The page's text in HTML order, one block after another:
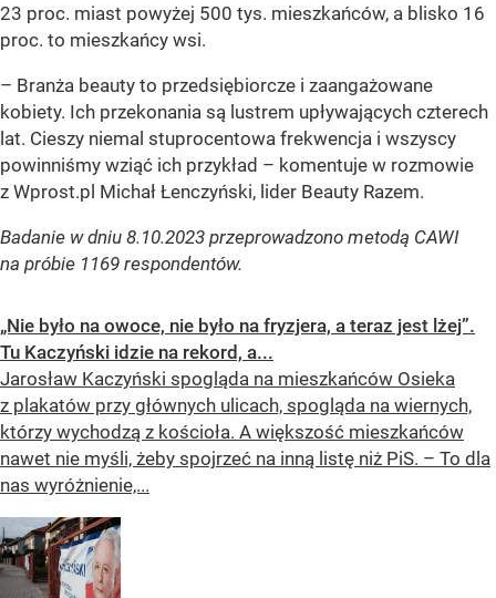
23 proc. miast powyżej 500 tys. mieszkańców, a blisko 16
proc. to mieszkańcy wsi.
– Branża beauty to przedsiębiorcze i zaangażowane
kobiety. Ich przekonania są lustrem upływających czterech
lat. Cieszy niemal stuprocentowa frekwencja i wszyscy
powinniśmy wziąć ich przykład – komentuje w rozmowie
z Wprost.pl Michał Łenczyński, lider Beauty Razem.
Badanie w dniu 8.10.2023 przeprowadzono metodą CAWI
na próbie 1169 respondentów.
„Nie było na owoce, nie było na fryzjera, a teraz jest lżej”.
Tu Kaczyński idzie na rekord, a...
Jarosław Kaczyński spogląda na mieszkańców Osieka
z plakatów przy głównych ulicach, spogląda na wiernych,
którzy wychodzą z kościoła. A większość mieszkańców
nawet nie myśli, żeby spojrzeć na inną listę niż PiS. – To dla
nas wyróżnienie,...